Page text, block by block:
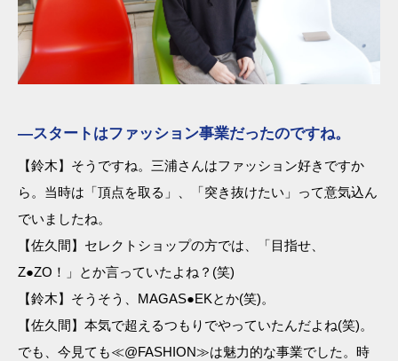
―スタートはファッション事業だったのですね。
【鈴木】そうですね。三浦さんはファッション好きですか
ら。当時は「頂点を取る」、「突き抜けたい」って意気込ん
でいましたね。
【佐久間】セレクトショップの方では、「目指せ、
Z●ZO！」とか言っていたよね？(笑)
【鈴木】そうそう、MAGAS●EKとか(笑)。
【佐久間】本気で超えるつもりでやっていたんだよね(笑)。
でも、今見ても≪@FASHION≫は魅力的な事業でした。時